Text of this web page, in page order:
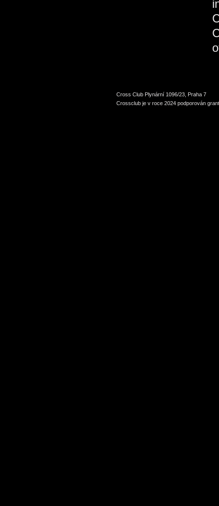
Cross Club Plynární 1096/23, Praha 7
Crossclub je v roce 2024 podporován